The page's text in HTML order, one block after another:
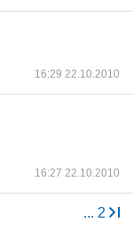
16:29 22.10.2010
16:27 22.10.2010
... 2